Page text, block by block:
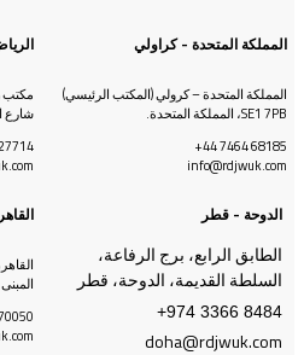
المملكة المتحدة - كراولي
المملكة المتحدة – كرولي (المكتب الرئيسي)
SE1 7PB، المملكة المتحدة.
‎+‎‎44 ‎7464 ‎68185
info@rdjwuk.com
مكتب رقم 405، الطابق
شارع
الدوحة - قطر
الطابق الرابع، برج الرفاعة،
السلطة القديمة، الدوحة، قطر
+974 3366 8484
doha@rdjwuk.com
المبنى 2127 – الطابق الرابع،